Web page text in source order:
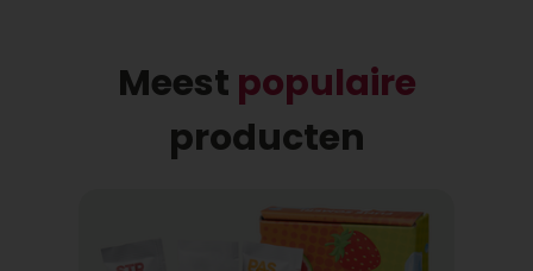
heerlijke chocolade of combineer je het allebei
met een helium ballon uit ons ruime
Bij wie laat jij een cadeau bezorgen? Een cadeau
bezorgen bij één of meer ontvangers is niet
Meest populaire
producten